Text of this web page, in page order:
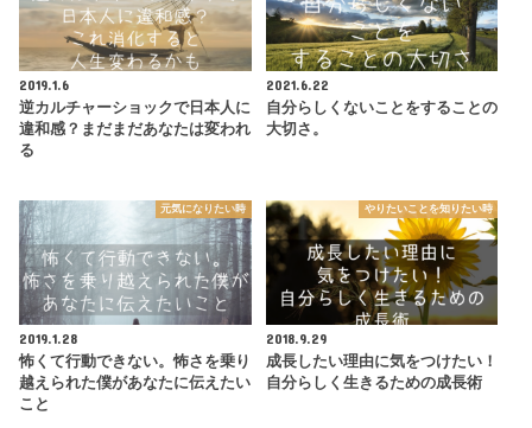
2019.1.6
逆カルチャーショックで日本人に
違和感？まだまだあなたは変われ
る
2021.6.22
自分らしくないことをすることの
大切さ。
元気になりたい時
2019.1.28
怖くて行動できない。怖さを乗り
越えられた僕があなたに伝えたい
こと
やりたいことを知りたい時
2018.9.29
成長したい理由に気をつけたい！
自分らしく生きるための成長術